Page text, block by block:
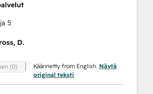
5
D.
(0) Käännetty from English. Näytä
original teksti